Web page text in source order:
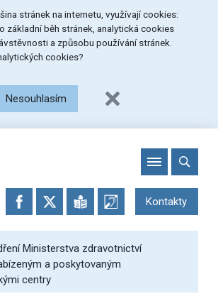
stránek na internetu, využívají cookies:
základní běh stránek, analytická cookies
a způsobu používání stránek.
cookies?
Nesouhlasím
Kontakty
Ministerstva zdravotnictví
a poskytovaným
centry